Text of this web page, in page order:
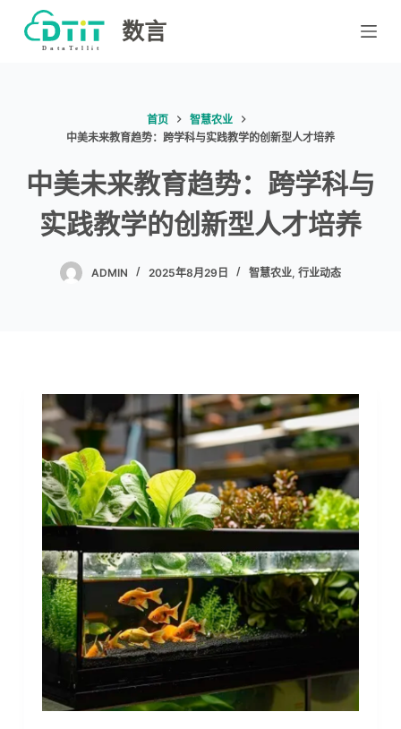
跳
过
数言
首页
智慧农业
中美未来教育趋势：跨学科与实践教学的创新型人才培养
中美未来教育趋势：跨学科与
实践教学的创新型人才培养
ADMIN 2025年8月29日 智慧农业, 行业动态